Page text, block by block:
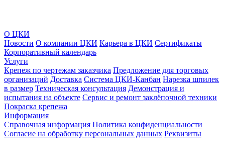
О ЦКИ
Новости О компании ЦКИ Карьера в ЦКИ Сертификаты
Корпоративный календарь
Услуги
Крепеж по чертежам заказчика Предложение для торговых
организаций Доставка Система ЦКИ-Канбан Нарезка шпилек
в размер Техническая консультация Демонстрация и
испытания на объекте Сервис и ремонт заклёпочной техники
Покраска крепежа
Информация
Справочная информация Политика конфиденциальности
Согласие на обработку персональных данных Реквизиты